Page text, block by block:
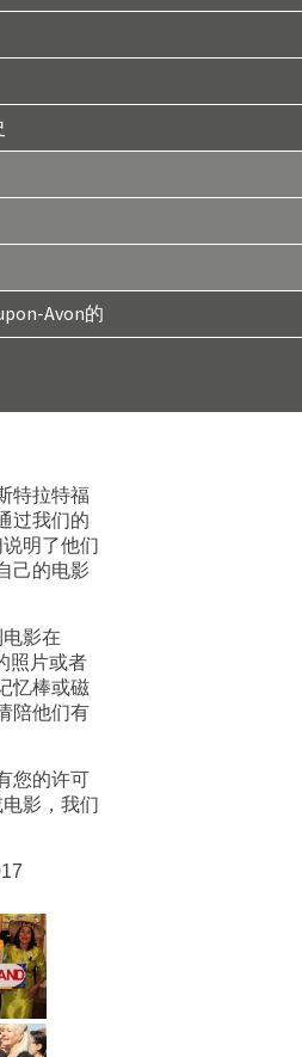
Avon的
特拉特福
过我们的
明了他们
己的电影
影在
照片或者
忆棒或磁
陪他们有
您的许可
影，我们